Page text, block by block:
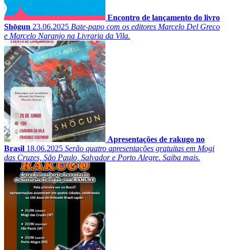
Encontro de lançamento do livro
Shōgun 23.06.2025 Bate-papo com os editores Marcelo Del Greco
e Marcelo Naranjo na Livraria da Vila.
Apresentações de rakugo no
Brasil 18.06.2025 Serão quatro apresentações gratuitas em Mogi
das Cruzes, São Paulo, Salvador e Porto Alegre. Saiba mais.